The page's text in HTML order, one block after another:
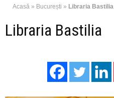
Acasă » București » Libraria Bastilia
Libraria Bastilia